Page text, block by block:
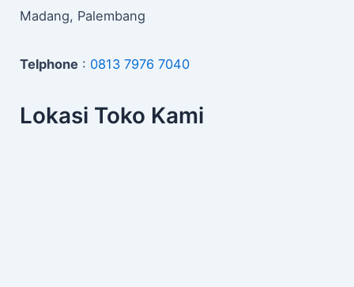
Madang, Palembang
Telphone : 0813 7976 7040
Lokasi Toko Kami